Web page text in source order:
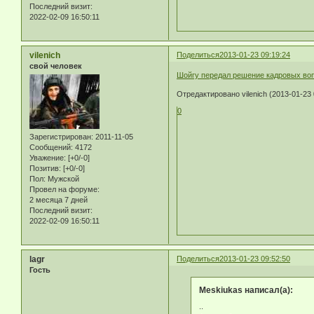
Последний визит:
2022-02-09 16:50:11
Поделиться2013-01-23 09:19:24
vilenich
свой человек
Зарегистрирован: 2011-11-05
Сообщений: 4172
Уважение: [+0/-0]
Позитив: [+0/-0]
Пол: Мужской
Провел на форуме:
2 месяца 7 дней
Последний визит:
2022-02-09 16:50:11
Шойгу передал решение кадровых
Отредактировано vilenich (2013-01-23
0
Поделиться2013-01-23 09:52:50
lagr
Гость
Meskiukas написал(а):